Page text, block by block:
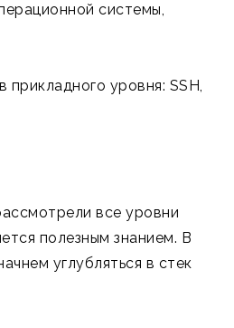
системы,
уровня: SSH,
все уровни
полезным знанием. В
углубляться в стек